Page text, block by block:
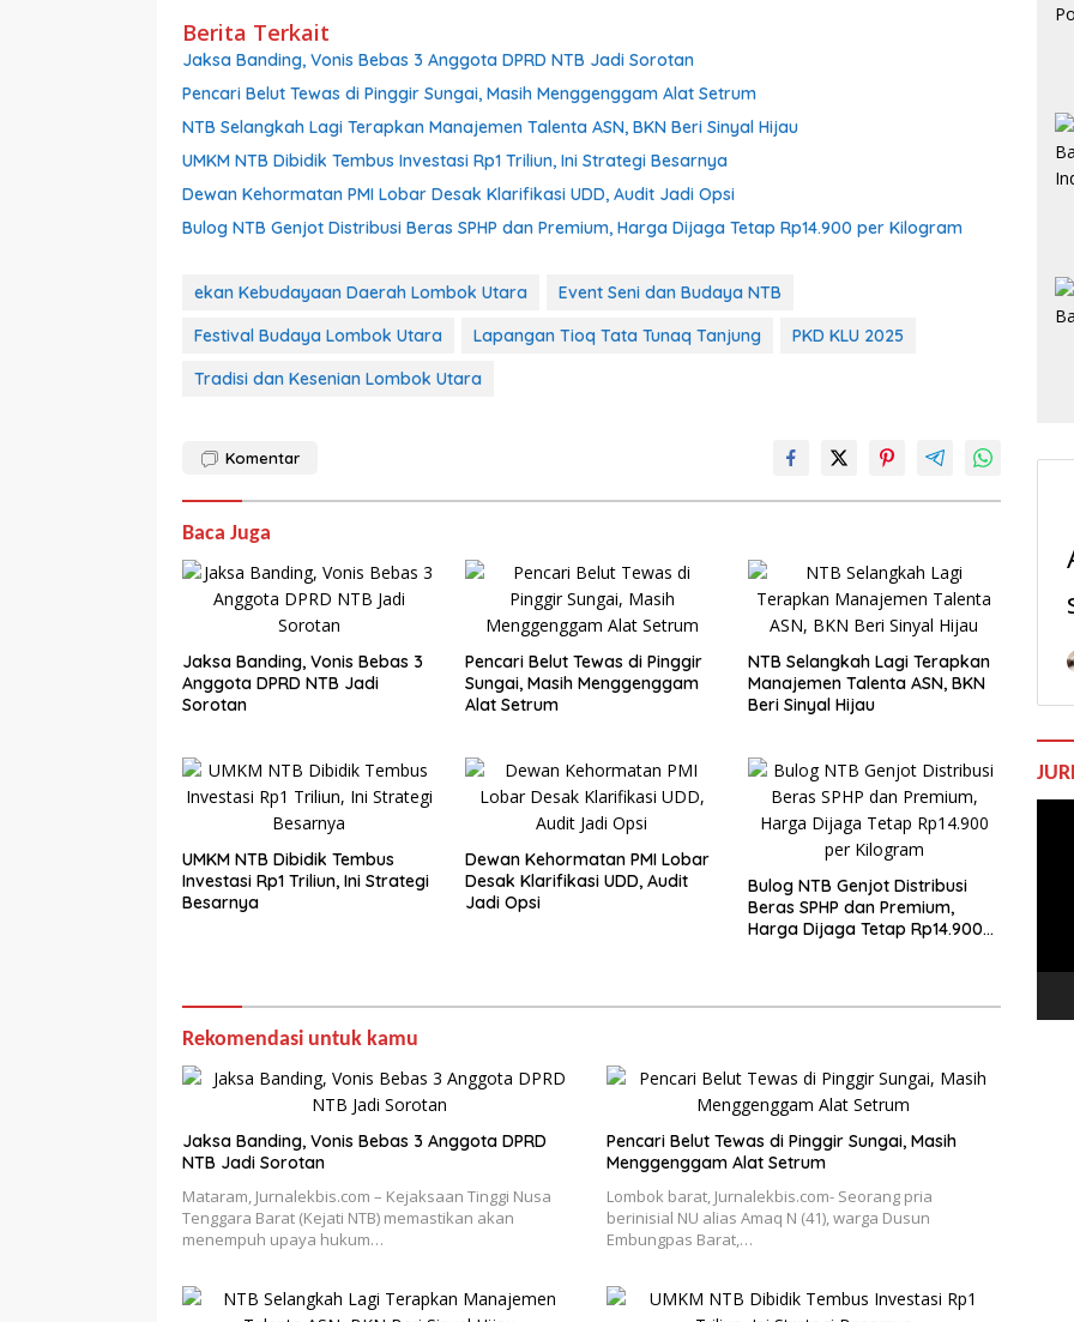
Berita Terkait
Jaksa Banding, Vonis Bebas 3 Anggota DPRD NTB Jadi Sorotan
Pencari Belut Tewas di Pinggir Sungai, Masih Menggenggam Alat Setrum
NTB Selangkah Lagi Terapkan Manajemen Talenta ASN, BKN Beri Sinyal Hijau
UMKM NTB Dibidik Tembus Investasi Rp1 Triliun, Ini Strategi Besarnya
Dewan Kehormatan PMI Lobar Desak Klarifikasi UDD, Audit Jadi Opsi
Bulog NTB Genjot Distribusi Beras SPHP dan Premium, Harga Dijaga Tetap Rp14.900 per Kilogram
ekan Kebudayaan Daerah Lombok Utara
Event Seni dan Budaya NTB
Festival Budaya Lombok Utara
Lapangan Tioq Tata Tunaq Tanjung
PKD KLU 2025
Tradisi dan Kesenian Lombok Utara
Komentar
Baca Juga
Jaksa Banding, Vonis Bebas 3
Anggota DPRD NTB Jadi
Sorotan
Pencari Belut Tewas di Pinggir
Sungai, Masih Menggenggam
Alat Setrum
NTB Selangkah Lagi Terapkan
Manajemen Talenta ASN, BKN
Beri Sinyal Hijau
UMKM NTB Dibidik Tembus
Investasi Rp1 Triliun, Ini Strategi
Besarnya
Dewan Kehormatan PMI Lobar
Desak Klarifikasi UDD, Audit
Jadi Opsi
Bulog NTB Genjot Distribusi
Beras SPHP dan Premium,
Harga Dijaga Tetap Rp14.900
Rekomendasi untuk kamu
Jaksa Banding, Vonis Bebas 3 Anggota DPRD
NTB Jadi Sorotan
Mataram, Jurnalekbis.com – Kejaksaan Tinggi Nusa
Tenggara Barat (Kejati NTB) memastikan akan
menempuh upaya hukum…
Pencari Belut Tewas di Pinggir Sungai, Masih
Menggenggam Alat Setrum
Lombok barat, Jurnalekbis.com- Seorang pria
berinisial NU alias Amaq N (41), warga Dusun
Embungpas Barat,…